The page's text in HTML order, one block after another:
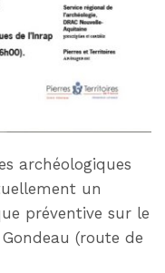
archéologiques
un
préventive sur le
(route de